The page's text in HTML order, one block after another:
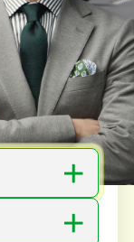
定
いたします
＋
＋